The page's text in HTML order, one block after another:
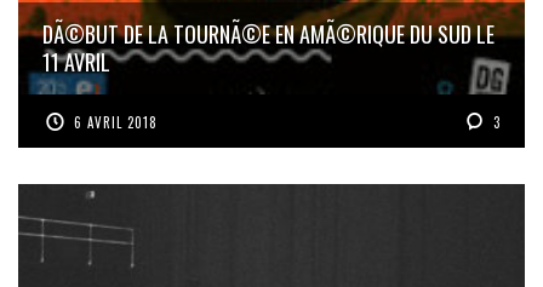
DÃ©BUT DE LA TOURNÃ©E EN AMÃ©RIQUE DU SUD LE
11 AVRIL
6 AVRIL 2018 3